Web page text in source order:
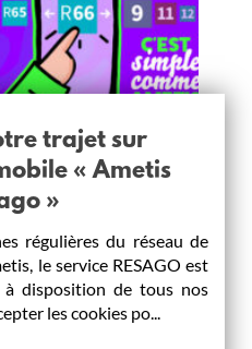
trajet sur
« Ametis
»
régulières du réseau de
le service RESAGO est
à disposition de tous nos
les cookies po...